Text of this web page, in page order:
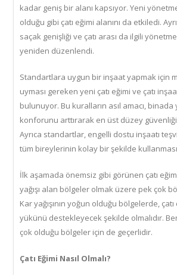
kadar geniş bir alanı kapsıyor. Yeni
olduğu gibi çatı eğimi alanını da etkiledi.
saçak genişliği ve çatı arası da ilgili
yeniden düzenlendi.
Standartlara uygun bir inşaat yapmak için
uyması gereken yeni çatı eğimi ve çatı
bulunuyor. Bu kuralların asıl amacı,
konforunu arttırarak en üst düzey
Ayrıca standartlar, engelli dostu inşaatı
tüm bireylerinin kolay bir şekilde
İlk aşamada önemsiz gibi görünen çatı
yağışı alan bölgeler olmak üzere pek çok
Kar yağışının yoğun olduğu bölgelerde, çatı
yükünü destekleyecek şekilde olmalıdır.
çok olduğu bölgeler için de geçerlidir.
Çatı Eğimi Nasıl Olmalı?